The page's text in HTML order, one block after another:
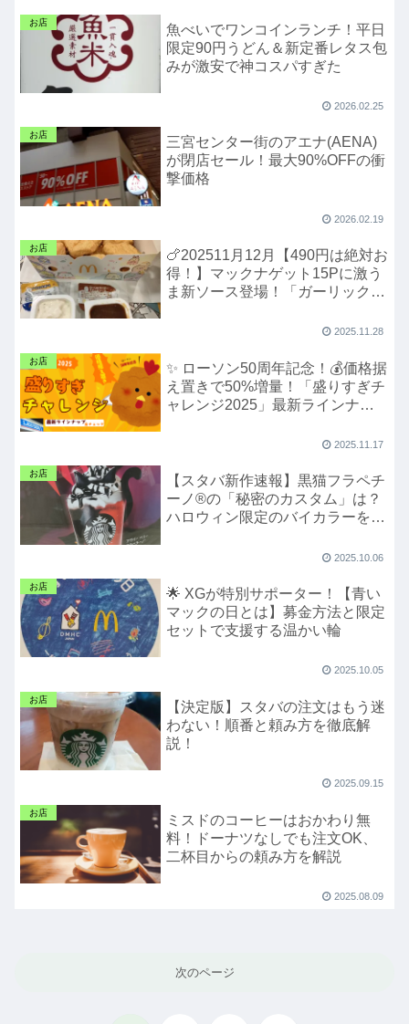
お店
魚べいでワンコインランチ！平日
限定90円うどん＆新定番レタス包
みが激安で神コスパすぎた
2026.02.25
お店
三宮センター街のアエナ(AENA)
が閉店セール！最大90%OFFの衝
撃価格
2026.02.19
お店
🍗202511月12月【490円は絶対お
得！】マックナゲット15Pに激う
ま新ソース登場！「ガーリックバ
2025.11.28
お店
✨ ローソン50周年記念！💰価格据
え置きで50%増量！「盛りすぎチ
ャレンジ2025」最新ラインナッ
2025.11.17
お店
【スタバ新作速報】黒猫フラペチ
ーノ®の「秘密のカスタム」は？
ハロウィン限定のバイカラーを徹
2025.10.06
お店
🌟 XGが特別サポーター！【青い
マックの日とは】募金方法と限定
セットで支援する温かい輪
2025.10.05
お店
【決定版】スタバの注文はもう迷
わない！順番と頼み方を徹底解
説！
2025.09.15
お店
ミスドのコーヒーはおかわり無
料！ドーナツなしでも注文OK、
二杯目からの頼み方を解説
2025.08.09
次のページ